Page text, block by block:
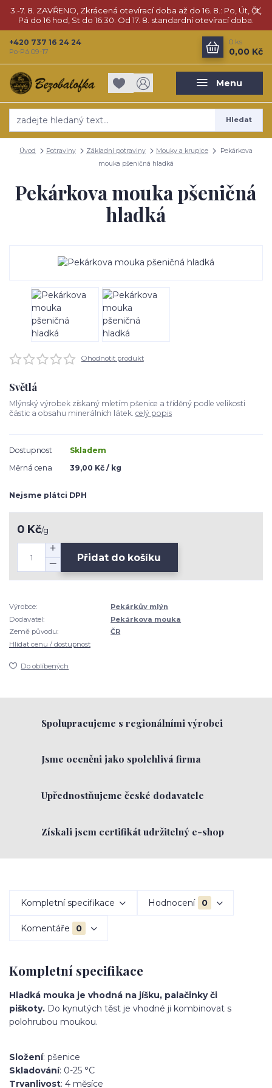
3.-7. 8. ZAVŘENO, Zkrácená otevírací doba až do 16. 8.: Po, Út, Čt,
Pá do 16 hod, St do 16:30. Od 17. 8. standardní otevírací doba.
Menu
Hledat
+420 737 16 24 24
Po-Pá 09-17
0 ks
0,00 Kč
Úvod Potraviny Základní potraviny Mouky a krupice
Pekárkova
mouka pšeničná hladká
Pekárkova mouka pšeničná
hladká
Ohodnotit produkt
Světlá
Mlýnský výrobek získaný mletím pšenice a tříděný podle velikosti
částic a obsahu minerálních látek. celý popis
Dostupnost
Skladem
Měrná cena
39,00 Kč / kg
Nejsme plátci DPH
0 Kč/g
Přidat do košíku
Výrobce:
Pekárkův mlýn
Dodavatel:
Pekárkova mouka
Země původu:
ČR
Hlídat cenu / dostupnost
Do oblíbených
Spolupracujeme s regionálními výrobci
Jsme oceněni jako spolehlivá firma
Upřednostňujeme české dodavatele
Získali jsem certifikát udržitelný e-shop
Kompletní specifikace Hodnocení 0
Komentáře 0
Kompletní specifikace
Hladká mouka je vhodná na jíšku, palačinky či
piškoty. Do kynutých těst je vhodné ji kombinovat s
polohrubou moukou.
Složení: pšenice
Skladování: 0-25 °C
Trvanlivost: 4 měsíce